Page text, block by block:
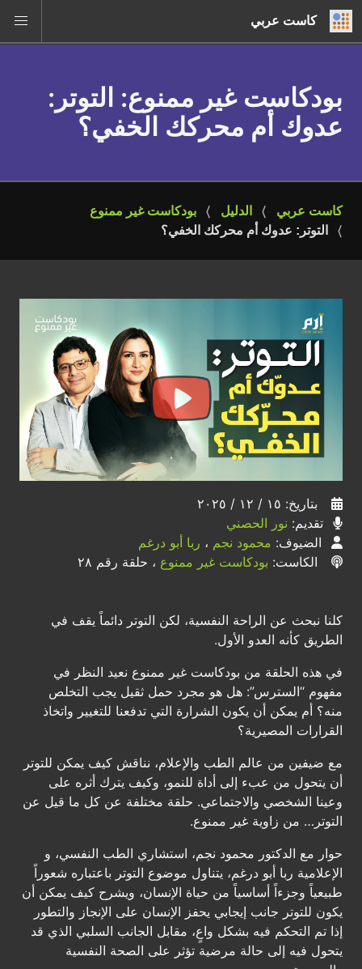
كاست عربي
بودكاست غير ممنوع: التوتر:
عدوك أم محركك الخفي؟
كاست عربي الدليل
بودكاست غير ممنوع
التوتر: عدوك أم محركك الخفي؟
بتاريخ: ١٥ / ١٢ / ٢٠٢٥
تقديم: نور الحصني
الضيوف: محمود نجم ، ربا أبو درغم
الكاست: بودكاست غير ممنوع ، حلقة رقم ٢٨
كلنا نبحث عن الراحة النفسية، لكن التوتر دائماً يقف في
الطريق كأنه العدو الأول.
في هذه الحلقة من بودكاست غير ممنوع نعيد النظر في
مفهوم “السترس”: هل هو مجرد حمل ثقيل يجب التخلص
منه؟ أم يمكن أن يكون الشرارة التي تدفعنا للتغيير واتخاذ
القرارات المصيرية؟
مع ضيفين من عالم الطب والإعلام، نناقش كيف يمكن للتوتر
أن يتحول من عبء إلى أداة للنمو، وكيف يترك أثره على
وعينا الشخصي والاجتماعي. حلقة مختلفة عن كل ما قيل عن
التوتر… من زاوية غير ممنوع.
حوار مع الدكتور محمود نجم، استشاري الطب النفسي، و
الإعلامية ربا أبو درغم، يتناول موضوع التوتر باعتباره شعوراً
طبيعياً وجزءاً أساسياً من حياة الإنسان، ويشرح كيف يمكن أن
يكون للتوتر جانب إيجابي يحفز الإنسان على الإنجاز والتطور
إذا تم التحكم فيه بشكل واعٍ، مقابل الجانب السلبي الذي قد
يتحول فيه إلى حالة مرضية تؤثر على الصحة النفسية